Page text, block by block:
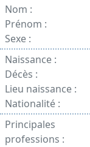
Nom :
Prénom :
Sexe :
Naissance :
Décès :
Lieu naissance :
Nationalité :
Principales
professions :